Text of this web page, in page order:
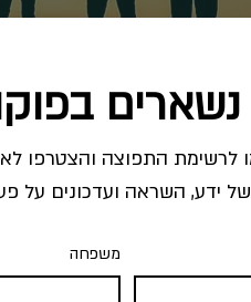
נשארים
של ידע, השראה ועדכונים על
משפחה